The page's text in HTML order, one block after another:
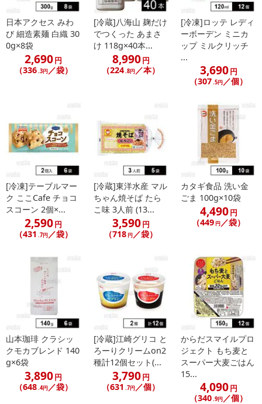
日本アクセス みわ
び 細造素麺 白織 30
0g×8袋
2,690円
（336.3円／袋）
[冷蔵]八海山 麹だけ
でつくった あまさ
け 118g×40本...
8,990円
（224.8円／本）
[冷凍]ロッテ レディ
ーボーデン ミニカ
ップ ミルクリッチ
...
3,690円
（307.5円／個）
[冷凍]テーブルマー
ク ここCafe チョコ
スコーン 2個×...
2,590円
（431 .7円／袋）
[冷蔵]東洋水産 マル
ちゃん焼そば たら
こ味 3人前 (13...
3,590円
（718 円／袋）
カタギ食品 洗い金
ごま 100g×10袋
4,490円
（449 円／袋）
山本珈琲 クラシッ
クモカブレンド 140
g×6袋
3,890円
（648 .4円／袋）
[冷蔵]江崎グリコ と
ろーりクリームon2
種計12個セット(...
3,790円
（631 .7円 ／個）
からだスマイルプロ
ジェクト もち麦と
スーパー大麦ごはん
15...
4,090円
（340 .9円 ／個）